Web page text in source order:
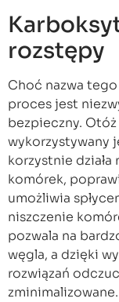
rozstępy
Choć nazwa
proces jest
bezpieczny.
wykorzystywany
korzystnie
komórek,
umożliwia
niszczenie
pozwala na
węgla, a dzięki
rozwiązań